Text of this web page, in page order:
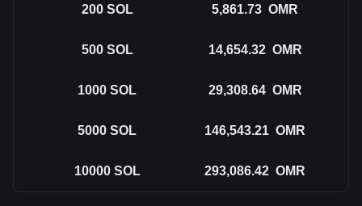
200 SOL 5,861.73 OMR
500 SOL 14,654.32 OMR
1000 SOL 29,308.64 OMR
5000 SOL 146,543.21 OMR
10000 SOL 293,086.42 OMR